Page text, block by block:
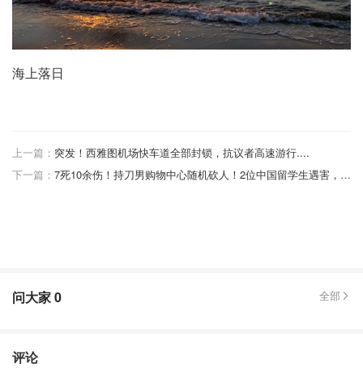
海上落日
上一篇： 突发！西雅图机场快车道全部封锁，抗议者高速游行....
下一篇：
7死10余伤！持刀男购物中心随机砍人！2位中国留学生遇害，9个月婴儿也惨遭毒手！
问大家0 全部
评论